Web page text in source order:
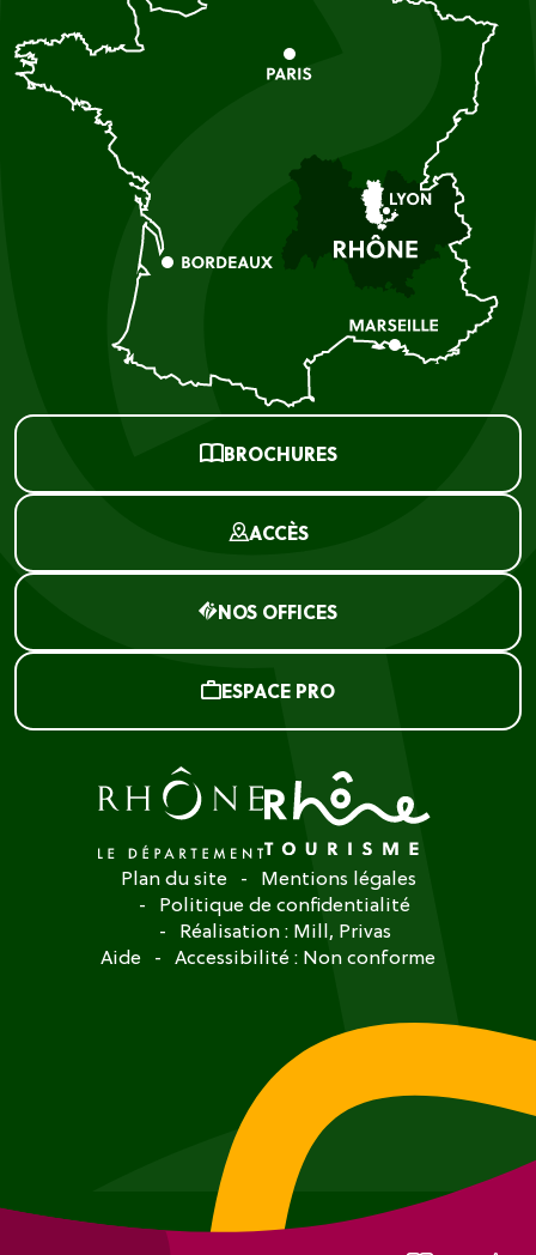
BROCHURES
ACCÈS
NOS OFFICES
ESPACE PRO
Plan du site
Mentions légales
Politique de confidentialité
Réalisation : Mill, Privas
Aide
Accessibilité : Non conforme